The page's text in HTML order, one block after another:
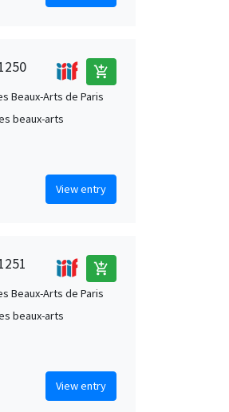
add_shopping_cart
Beaux-Arts de Paris
beaux-arts
View entry
add_shopping_cart
Beaux-Arts de Paris
beaux-arts
View entry